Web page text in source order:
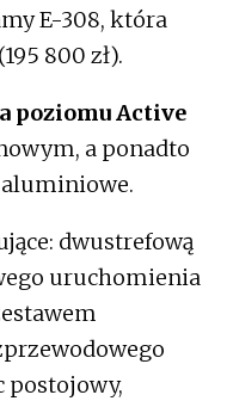
E-308, która
800 zł).
poziomu Active
a ponadto
dwustrefową
uruchomienia
postojowy,